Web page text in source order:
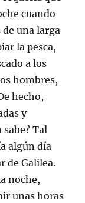
cuando
de una larga
la pesca,
a los
hombres,
hecho,
y
Tal
algún día
de Galilea.
noche,
unas horas